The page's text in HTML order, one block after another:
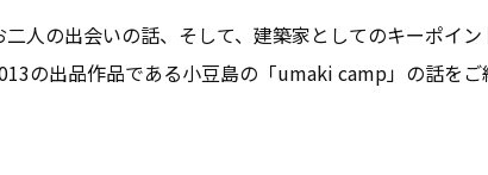
人の出会いの話、そして、建築家としてのキーポイン
の出品作品である小豆島の「umaki camp」の話を